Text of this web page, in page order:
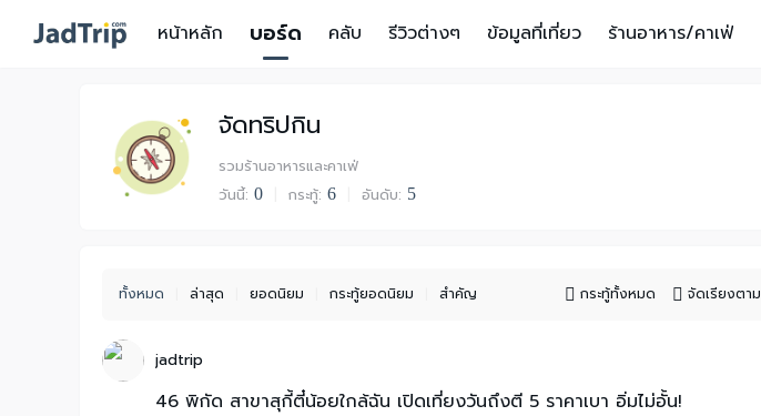
หน้าหลัก บอร์ด คลับ รีวิวต่างๆ ข้อมูลที่เที่ยว ร้านอาหาร/คาเฟ่
จัดทริปกิน
รวมร้านอาหารและคาเฟ่
วันนี้: 0 กระทู้: 6 อันดับ: 5
จัดเรียงตาม
กระทู้ทั้งหมด
ทั้งหมด ล่าสุด ยอดนิยม กระทู้ยอดนิยม สำคัญ
jadtrip
46 พิกัด สาขาสุกี้ตี๋น้อยใกล้ฉัน เปิดเที่ยงวันถึงตี 5 ราคาเบา อิ่มไม่อั้น!